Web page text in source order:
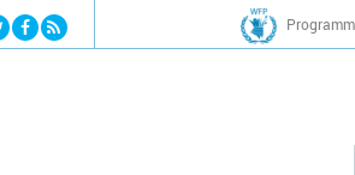
Jump to navigation